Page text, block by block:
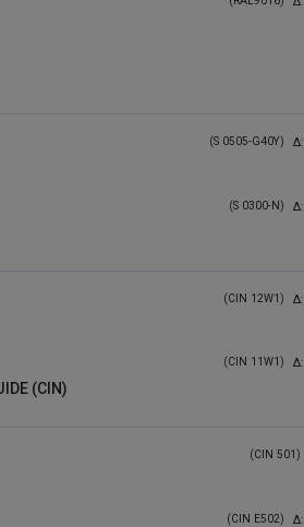
(S 0505-G40Y) Δ:
(S 0300-N) Δ:
(CIN)
(CIN 12W1) Δ:
(CIN 11W1) Δ:
(CIN 501)
(CIN E502) Δ: